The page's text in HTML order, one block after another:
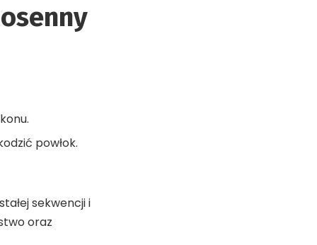
powłok.
sekwencji i
oraz